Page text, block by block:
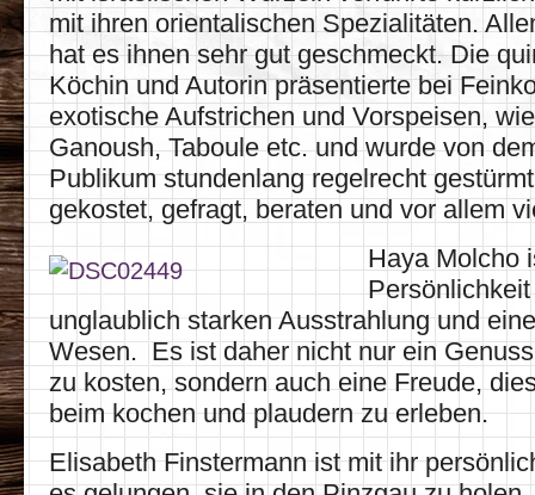
mit ihren orientalischen Spezialitäten.
hat es ihnen sehr gut geschmeckt. Die
Köchin und Autorin präsentierte bei
exotische Aufstrichen und Vorspeisen,
Ganoush, Taboule etc. und wurde von
Publikum stundenlang regelrecht
gekostet, gefragt, beraten und vor allem
Haya Molcho
unglaublich starken Ausstrahlung und
Wesen. Es ist daher nicht nur ein
zu kosten, sondern auch eine Freude,
beim kochen und plaudern zu erleben.
Elisabeth Finstermann ist mit ihr